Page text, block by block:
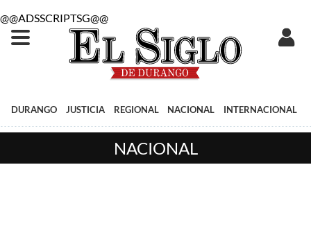
@@ADSSCRIPTSG@@
DURANGO JUSTICIA REGIONAL NACIONAL INTERNACIONAL
NACIONAL